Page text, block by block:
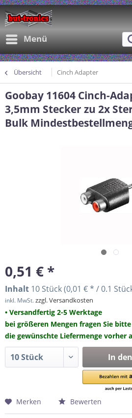
Menü
Übersicht Cinch Adapter
Goobay 11604 Cinch-
3,5mm Stecker zu 2x
Bulk
0,51 € *
Inhalt 10 Stück (0,01 € * / 0.1
inkl. MwSt.zzgl. Versandkosten
• Versandfertig 2-5 Werktage
bei größeren Mengen fragen Sie bitte
die gewünschte Liefermenge vorher
In den
Merken Bewerten